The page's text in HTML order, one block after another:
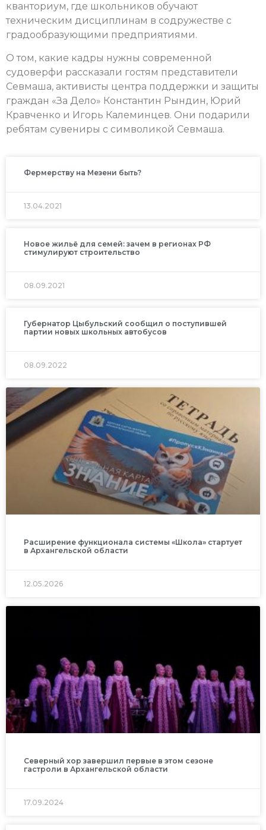
кванториум, где школьников обучают
техническим дисциплинам в содружестве с
градообразующими предприятиями.
О том, какие кадры нужны современной
судоверфи рассказали гостям представители
Севмаша, активисты центра поддержки и защиты
граждан «За Дело» Константин Рындин, Юрий
Кравченко и Игорь Калеминцев. Они подарили
ребятам сувениры с символикой Севмаша.
Фермерству на Мезени быть?
13.04.2021
Новое жильё для семей: зачем в регионах РФ
стимулируют строительство
08.09.2021
Губернатор Цыбульский сообщил о поступившей
партии новых школьных автобусов
08.09.2022
Расширение функционала системы «Школа» стартует
в Архангельской области
12.05.2026
Северный хор завершил первые в этом сезоне
гастроли в Архангельской области
17.09.2024